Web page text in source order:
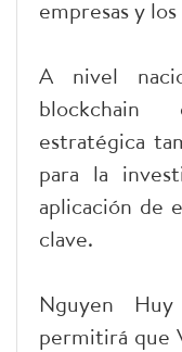
empresas y
A nivel
estratégica
para la
aplicación de
clave.
Nguyen
permitirá que